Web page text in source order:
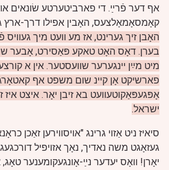
אף דער פֿרײַ. די פארביטערטע שׂונאים
קאָמסאָמאָלצעס, האָבין אפילו דרך-ארץ
האָבן זיך גערינט, אז מע וועט מיך געוויס
בערן. דאָס האָט טאקע פּאַסירט, אָבער
מיט מײַן יינגערער שוועסטער. אין א
פארשיקט אָן קיינ שום משפט אף
אָפּגעפּאַקוטעוועט בא זיבן יאָר. איצט איז
ישראל.
סיאיז ניט אַזוי גרינג "אויסווירען זאַכן
געזאָגט משה נאדיך, נאָך אזויפיל
יאָרן! וואָס יעדער נײַ-אָונגעקומענער טאָג,